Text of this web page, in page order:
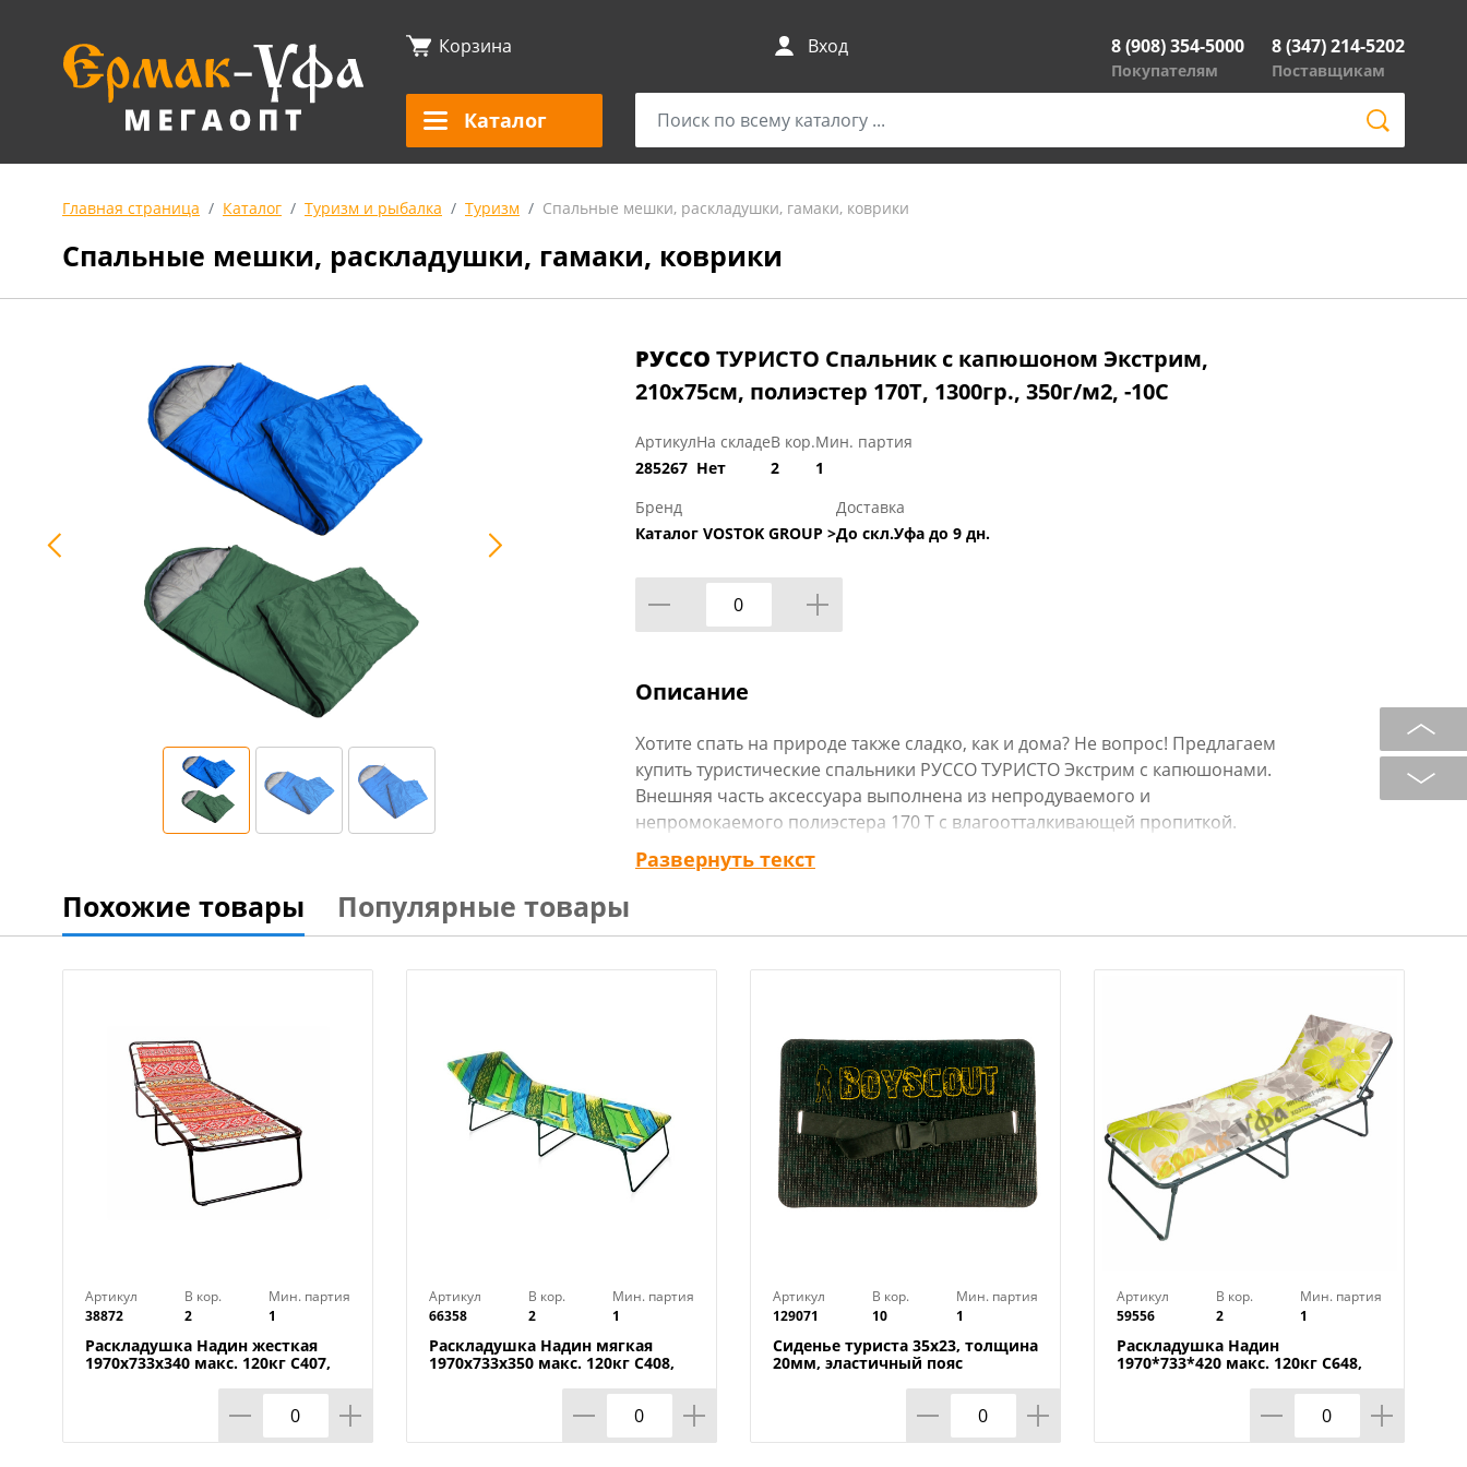
Корзина Вход 8 (908) 354-5000
Покупателям
8 (347) 214-5202
Поставщикам
Каталог
Главная страница Каталог Туризм и рыбалка Туризм Спальные мешки, раскладушки, гамаки, коврики
Спальные мешки, раскладушки, гамаки, коврики
РУССО ТУРИСТО Спальник с капюшоном Экстрим,
210х75см, полиэстер 170T, 1300гр., 350г/м2, -10С
Артикул
285267
На складе
Нет
В кор.
2
Мин. партия
1
Бренд
Каталог VOSTOK GROUP >
Доставка
До скл.Уфа до 9 дн.
Описание
Хотите спать на природе также сладко, как и дома? Не вопрос! Предлагаем
купить туристические спальники РУССО ТУРИСТО Экстрим с капюшонами.
Внешняя часть аксессуара выполнена из непродуваемого и
непромокаемого полиэстера 170 T с влагоотталкивающей пропиткой.
Внутри находится холлофайбер — гипоаллергенный дышащий материал,
который хорошо согревает и держит форму. Плотность наполнителя
Бренд : РУССО ТУРИСТО
Вес в упаковке : 1,318 кг
Материал : Полиэстер
Размер : 210х75 см
Размер упаковки : 46,2x22,8x18,3 см
Развернуть текст
Похожие товары Популярные товары
Артикул
38872
В кор.
2
Мин. партия
1
Раскладушка Надин жесткая
1970х733х340 макс. 120кг С407,
Артикул
66358
В кор.
2
Мин. партия
1
Раскладушка Надин мягкая
1970х733х350 макс. 120кг С408,
Артикул
129071
В кор.
10
Мин. партия
1
Сиденье туриста 35х23, толщина
20мм, эластичный пояс
Артикул
59556
В кор.
2
Мин. партия
1
Раскладушка Надин
1970*733*420 макс. 120кг С648,